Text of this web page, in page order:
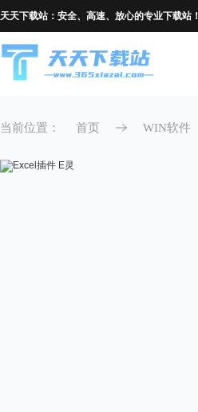
天天下载站：安全、高速、放心的专业下载站！
当前位置： 首页 WIN软件